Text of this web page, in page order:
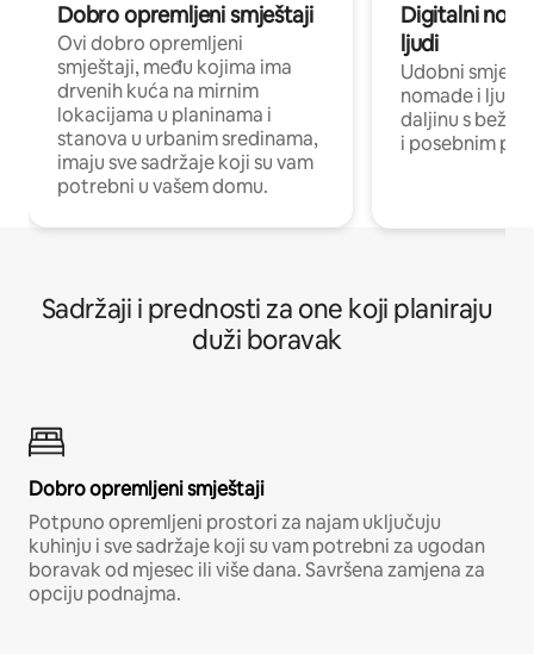
Dobro opremljeni smještaji
Ovi dobro opremljeni
smještaji, među kojima ima
drvenih kuća na mirnim
lokacijama u planinama i
stanova u urbanim sredinama,
imaju sve sadržaje koji su vam
potrebni u vašem domu.
Digitalni
ljudi
Udobni
nomade i ljude
daljinu s
i posebnim
Sadržaji i prednosti za one koji planiraju
duži boravak
Dobro opremljeni smještaji
Potpuno opremljeni prostori za najam uključuju
kuhinju i sve sadržaje koji su vam potrebni za ugodan
boravak od mjesec ili više dana. Savršena zamjena za
opciju podnajma.